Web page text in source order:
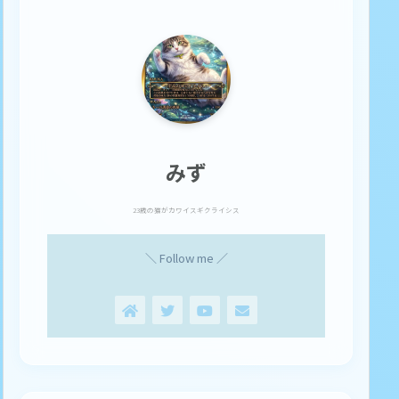
みず
23歳の猫がカワイスギクライシス
＼ Follow me ／